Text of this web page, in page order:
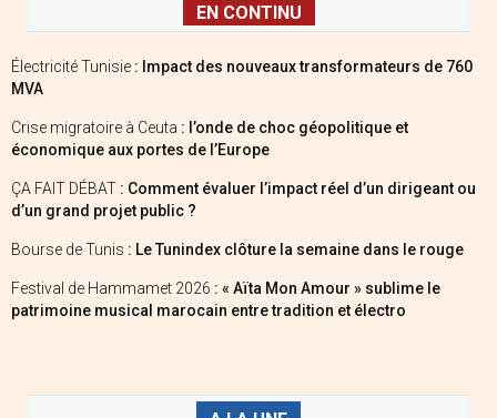
EN CONTINU
Électricité Tunisie : Impact des nouveaux transformateurs de 760
MVA
Crise migratoire à Ceuta : l’onde de choc géopolitique et
économique aux portes de l’Europe
ÇA FAIT DÉBAT : Comment évaluer l’impact réel d’un dirigeant ou
d’un grand projet public ?
Bourse de Tunis : Le Tunindex clôture la semaine dans le rouge
Festival de Hammamet 2026 : « Aïta Mon Amour » sublime le
patrimoine musical marocain entre tradition et électro